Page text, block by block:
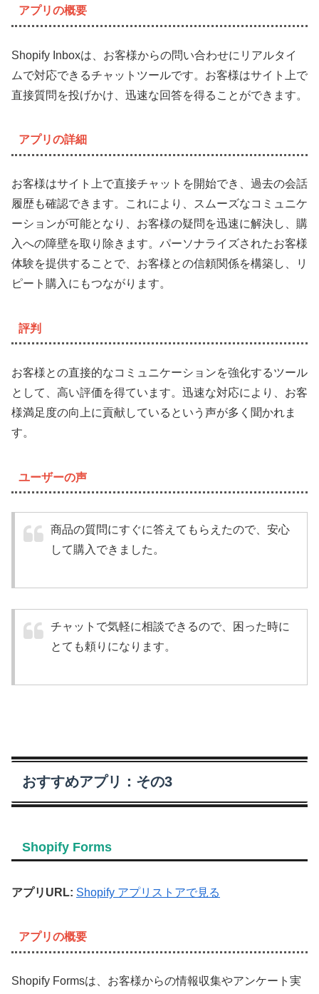
アプリの概要
Shopify Inboxは、お客様からの問い合わせにリアルタイ
ムで対応できるチャットツールです。お客様はサイト上で
直接質問を投げかけ、迅速な回答を得ることができます。
アプリの詳細
お客様はサイト上で直接チャットを開始でき、過去の会話
履歴も確認できます。これにより、スムーズなコミュニケ
ーションが可能となり、お客様の疑問を迅速に解決し、購
入への障壁を取り除きます。パーソナライズされたお客様
体験を提供することで、お客様との信頼関係を構築し、リ
ピート購入にもつながります。
評判
お客様との直接的なコミュニケーションを強化するツール
として、高い評価を得ています。迅速な対応により、お客
様満足度の向上に貢献しているという声が多く聞かれま
す。
ユーザーの声
商品の質問にすぐに答えてもらえたので、安心
して購入できました。
チャットで気軽に相談できるので、困った時に
とても頼りになります。
おすすめアプリ：その3
Shopify Forms
アプリURL: Shopify アプリストアで見る
アプリの概要
Shopify Formsは、お客様からの情報収集やアンケート実